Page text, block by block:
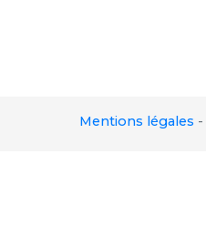
Mentions légales -